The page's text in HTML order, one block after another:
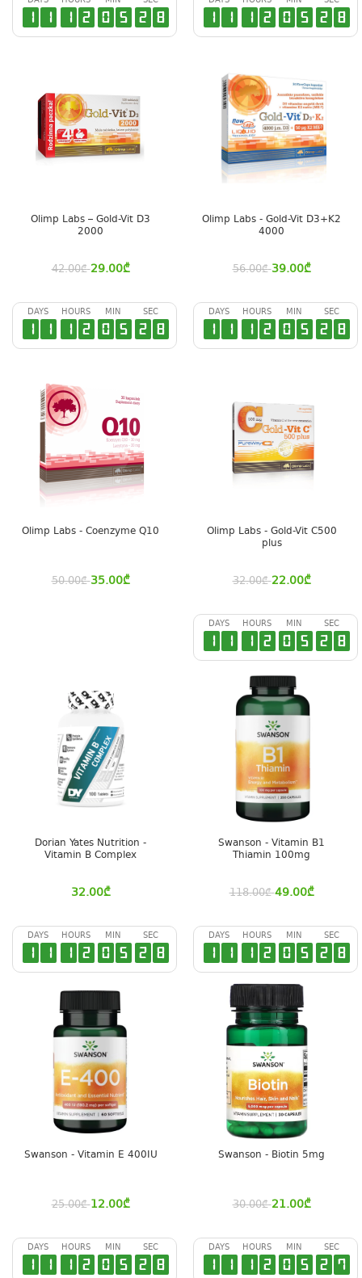
1 1 1 2 0 5 2 7
Olimp Labs – Gold-Vit D3
2000
42.00₾ 29.00₾
1 1 1 2 0 5 2 7
Olimp Labs - Gold-Vit D3+K2
4000
56.00₾ 39.00₾
DAYS
1 1
HOURS
1 2
MIN
0 5
SEC
2 7
Olimp Labs - Coenzyme Q10
50.00₾ 35.00₾
DAYS
1 1
HOURS
1 2
MIN
0 5
SEC
2 7
Olimp Labs - Gold-Vit C500
plus
32.00₾ 22.00₾
Dorian Yates Nutrition -
Vitamin B Complex
32.00₾
DAYS
1 1
HOURS
1 2
MIN
0 5
SEC
2 7
Swanson - Vitamin B1
Thiamin 100mg
118.00₾ 49.00₾
DAYS
1 1
HOURS
1 2
MIN
0 5
SEC
2 7
Swanson - Vitamin E 400IU
25.00₾ 12.00₾
DAYS
1 1
HOURS
1 2
MIN
0 5
SEC
2 7
Swanson - Biotin 5mg
30.00₾ 21.00₾
DAYS
1 1
HOURS
1 2
MIN
0 5
SEC
2 7
DAYS
1 1
HOURS
1 2
MIN
0 5
SEC
2 7